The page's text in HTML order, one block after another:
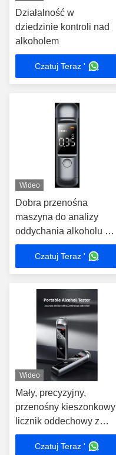
Działalność w
dziedzinie kontroli nad
alkoholem
Czatuj Teraz '
Wideo
Dobra przenośna
maszyna do analizy
oddychania alkoholu do
użytku osobistego Test
XJ1000Czatuj Teraz '
Wideo
Mały, precyzyjny,
przenośny kieszonkowy
licznik oddechowy z
lampą do badania
alkoholuCzatuj Teraz '